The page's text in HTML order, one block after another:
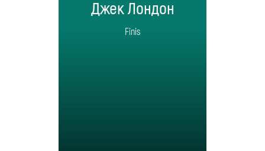
Джек Лондон
Finis